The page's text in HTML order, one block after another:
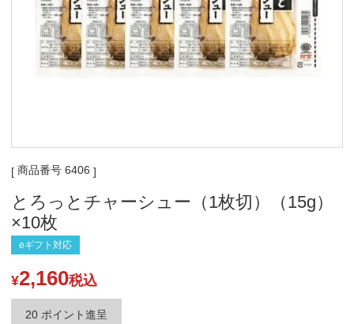
商品番号 6406
とろっとチャーシュー（1枚切）（15g）
×10枚
eギフト対応
¥2,160税込
20 ポイント進呈